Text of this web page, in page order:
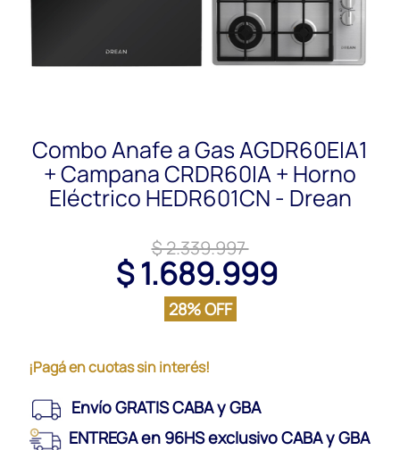
Combo Anafe a Gas AGDR60EIA1
+ Campana CRDR60IA + Horno
Eléctrico HEDR601CN - Drean
$ 2.339.997
$ 1.689.999
28% OFF
¡Pagá en cuotas sin interés!
Envío GRATIS CABA y GBA
ENTREGA en 96HS exclusivo CABA y GBA